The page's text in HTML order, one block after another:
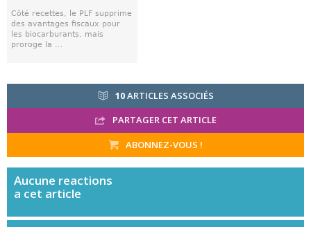
Côté recettes, le PLF supprime
des avantages fiscaux pour
les biocarburants, mais
proroge la ...
10ARTICLES ASSOCIÉS
PARTAGER CET ARTICLE
ABONNEZ-VOUS !
Aucune reactions
a cet article